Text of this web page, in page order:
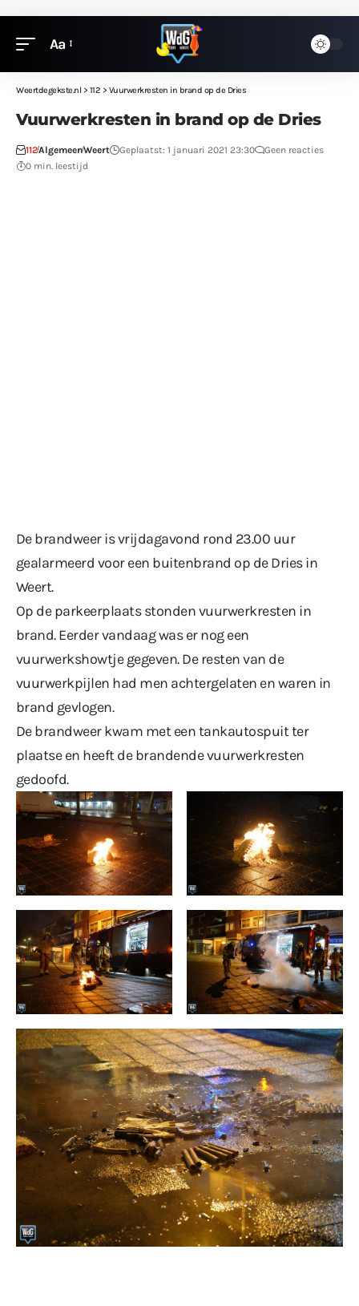
Aa
Weertdegekste.nl> 112 > Vuurwerkresten in brand op de Dries
Vuurwerkresten in brand op de Dries
112AlgemeenWeert Geplaatst: 1 januari 2021 23:30
Geen reacties
0 min. leestijd
De brandweer is vrijdagavond rond 23.00 uur
gealarmeerd voor een buitenbrand op de Dries in
Weert.
Op de parkeerplaats stonden vuurwerkresten in
brand. Eerder vandaag was er nog een
vuurwerkshowtje gegeven. De resten van de
vuurwerkpijlen had men achtergelaten en waren in
brand gevlogen.
De brandweer kwam met een tankautospuit ter
plaatse en heeft de brandende vuurwerkresten
gedoofd.